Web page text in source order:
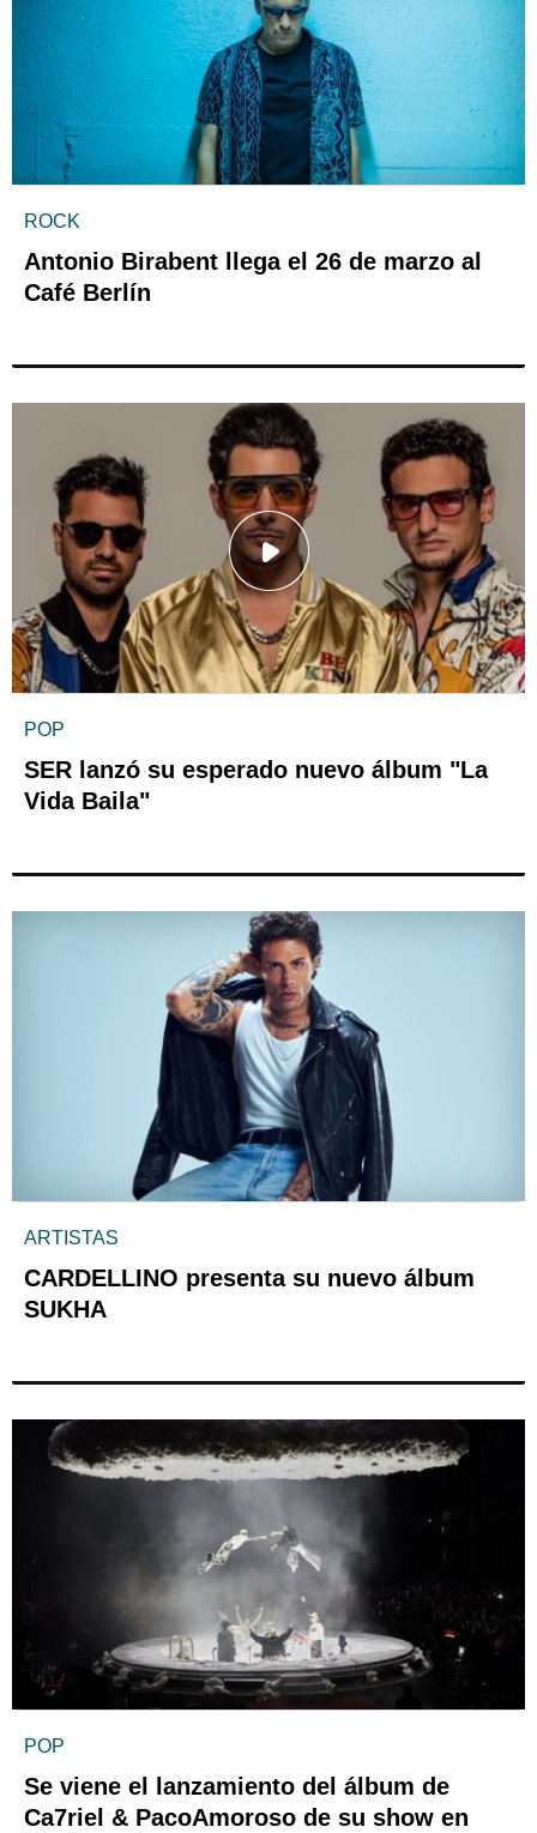
ROCK
Antonio Birabent llega el 26 de marzo al
Café Berlín
POP
SER lanzó su esperado nuevo álbum "La
Vida Baila"
ARTISTAS
CARDELLINO presenta su nuevo álbum
SUKHA
POP
Se viene el lanzamiento del álbum de
Ca7riel & PacoAmoroso de su show en